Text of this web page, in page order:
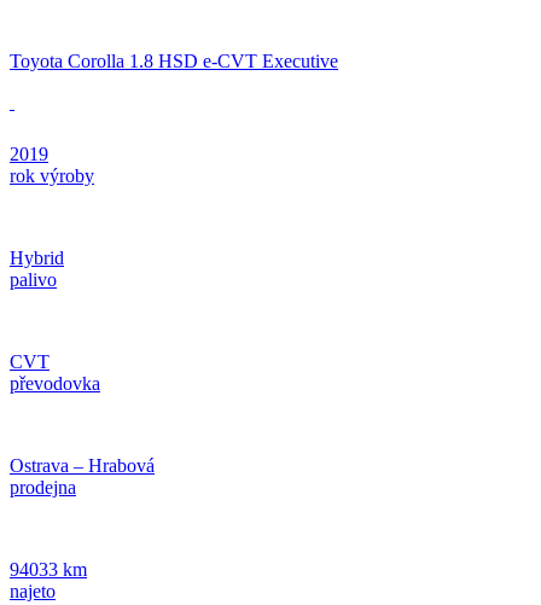
Toyota Corolla 1.8 HSD e-CVT Executive
2019
rok výroby
Hybrid
palivo
CVT
převodovka
Ostrava – Hrabová
prodejna
94033 km
najeto